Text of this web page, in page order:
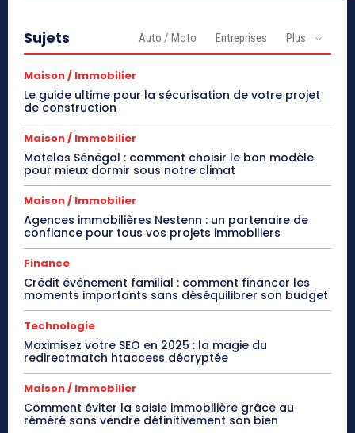
Sujets Auto / Moto Entreprises Plus
Maison / Immobilier
Le guide ultime pour la sécurisation de votre projet
de construction
Maison / Immobilier
Matelas Sénégal : comment choisir le bon modèle
pour mieux dormir sous notre climat
Maison / Immobilier
Agences immobilières Nestenn : un partenaire de
confiance pour tous vos projets immobiliers
Finance
Crédit événement familial : comment financer les
moments importants sans déséquilibrer son budget
Technologie
Maximisez votre SEO en 2025 : la magie du
redirectmatch htaccess décryptée
Maison / Immobilier
Comment éviter la saisie immobilière grâce au
réméré sans vendre définitivement son bien